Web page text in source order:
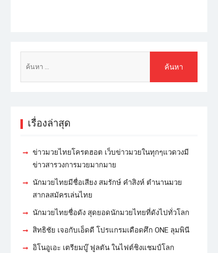
เรื่องล่าสุด
ข่าวมวยไทยโครตฮอต เว็บข่าวมวยในทุกๆแวดวงมี
ข่าวสารวงการมวยมากมาย
นักมวยไทยมีชื่อเสียง สมรักษ์ คำสิงห์ ตำนานมวย
สากลสมัครเล่นไทย
นักมวยไทยชื่อดัง สุดยอดนักมวยไทยที่ดังไปทั่วโลก
สิทธิชัย เจอกับเอ็ดดี โปรแกรมเดือดศึก ONE ลุมพินี
อิโนอูเอะ เตรียมบู๊ ฟูลตัน ในไฟต์ชิงแชมป์โลก